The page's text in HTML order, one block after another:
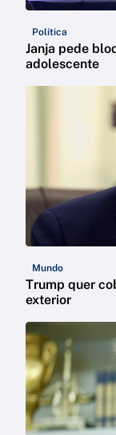
Política
Janja pede
adolescente
Mundo
Trump quer
exterior